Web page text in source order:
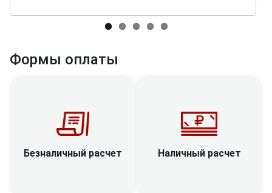
Формы оплаты
Безналичный расчет Наличный расчет